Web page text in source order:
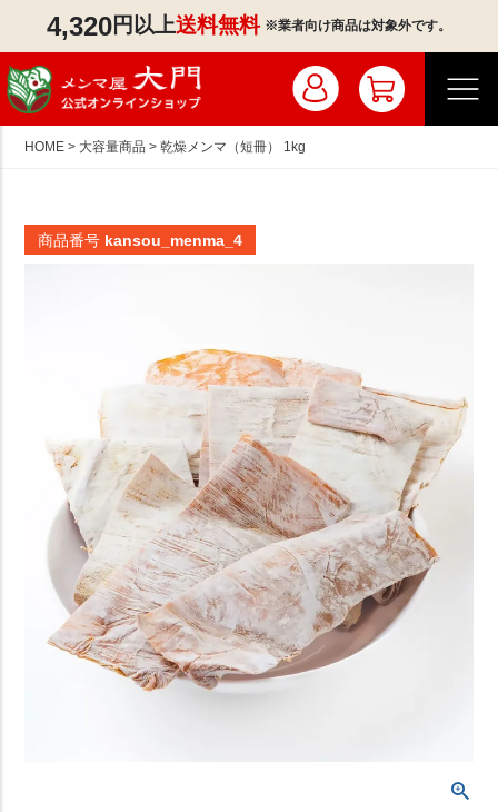
4,320円以上送料無料 ※業者向け商品は対象外です。
マイページ／ログイン
業者のお客様はこちら
商品一覧
お気に入り
お酒によく合うメンマ
HOME 大容量商品 乾燥メンマ（短冊） 1kg
商品番号 kansou_menma_4